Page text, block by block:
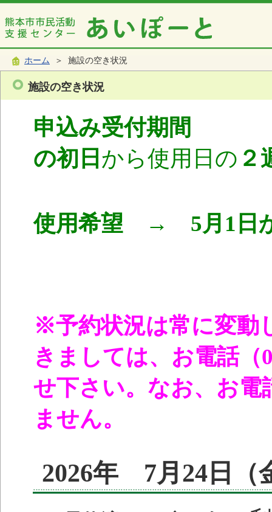
ホーム ＞ 施設の空き状況
施設の空き状況
申込み受付期間
の初日 から使用日の ２
使用希望 → 5月1日か
※予約状況は常に変動
きましては、お電話（
せ下さい。なお、お電
ません。
2026年 7月24日（